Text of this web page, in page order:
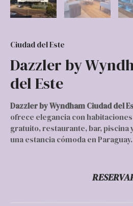
Ciudad del Este
Dazzler by
del Este
Dazzler by Wyndham Ciudad del
ofrece elegancia con
gratuito, restaurante, bar, piscina
una estancia cómoda en Paraguay.